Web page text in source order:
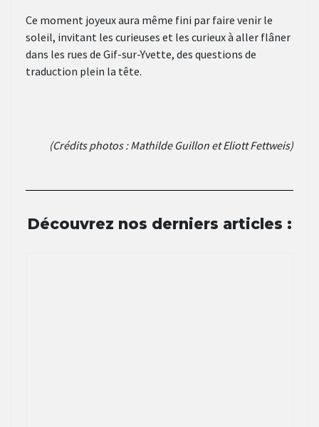
Ce moment joyeux aura même fini par faire venir le
soleil, invitant les curieuses et les curieux à aller flâner
dans les rues de Gif-sur-Yvette, des questions de
traduction plein la tête.
(Crédits photos : Mathilde Guillon et Eliott Fettweis)
Découvrez nos derniers articles :